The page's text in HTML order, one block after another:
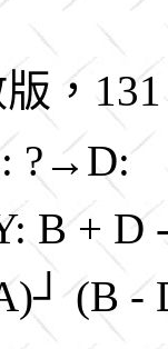
，131
?→D:
B + D
(B